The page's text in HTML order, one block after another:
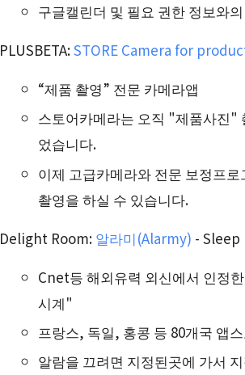
구글캘린더 및 필요 권한 정보와
PLUSBETA:STORE Camera for
“제품 촬영” 전문 카메라앱
스토어카메라는 오직 "제품사진"
었습니다.
이제 고급카메라와 전문 보정프
촬영을 하실 수 있습니다.
Delight Room: 알라미(Alarmy) - Sleep
Cnet등 해외유력 외신에서 인정
시계"
프랑스, 독일, 홍콩 등 80개국 앱
알람을 끄려면 지정된곳에 가서